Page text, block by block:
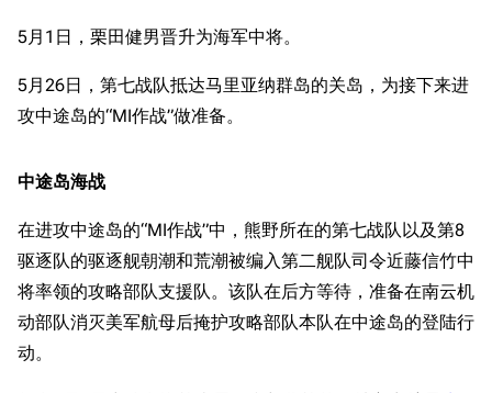
5月1日，栗田健男晋升为海军中将。
5月26日，第七战队抵达马里亚纳群岛的关岛，为接下来进
攻中途岛的“MI作战”做准备。
中途岛海战
在进攻中途岛的“MI作战”中，熊野所在的第七战队以及第8
驱逐队的驱逐舰朝潮和荒潮被编入第二舰队司令近藤信竹中
将率领的攻略部队支援队。该队在后方等待，准备在南云机
动部队消灭美军航母后掩护攻略部队本队在中途岛的登陆行
动。